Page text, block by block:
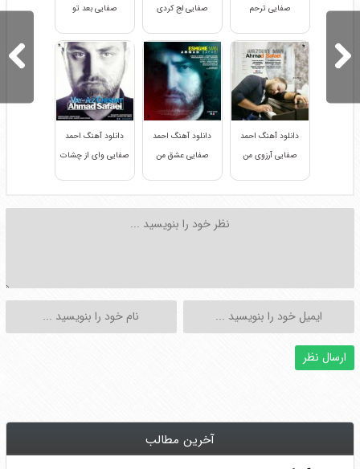
صفایی ترحم صفایی لج کردی صفایی بعد تو
دانلود آهنگ احمد
صفایی آرزوی من
دانلود آهنگ احمد
صفایی عشق من
دانلود آهنگ احمد
صفایی وای از چشات
آخرین مطالب